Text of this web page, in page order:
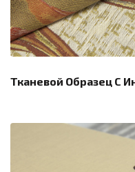
Тканевой Образец С